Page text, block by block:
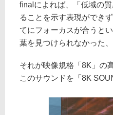
finalによれば、「低域の
ることを示す表現ができ
てにフォーカスが合うと
葉を見つけられなかった、
それが映像規格「8K」の
このサウンドを「8K